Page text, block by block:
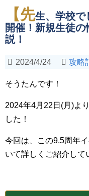
【先生、学校で
開催！新規生徒
説！
2024/4/24 攻略
そうたんです！
2024年4月22日(月)より
した！
今回は、この9.5周年
いて詳しくご紹介して